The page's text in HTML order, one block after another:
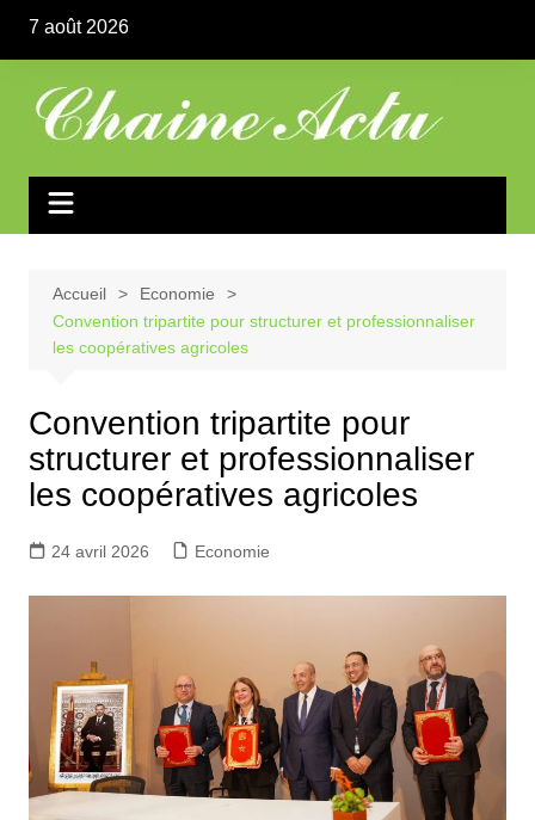
contenu
7 août 2026
Accueil
Economie
Convention tripartite pour structurer et professionnaliser
les coopératives agricoles
Convention tripartite pour
structurer et professionnaliser
les coopératives agricoles
24 avril 2026 Economie